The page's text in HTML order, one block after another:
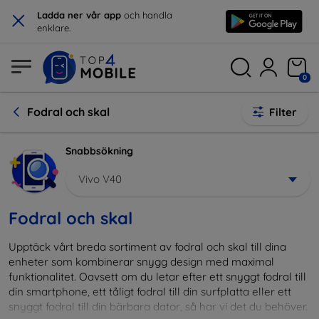
× Ladda ner vår app och handla
enklare.
0
Fodral och skal Filter
Snabbsökning
Vivo V40
Fodral och skal
Upptäck vårt breda sortiment av fodral och skal till dina
enheter som kombinerar snygg design med maximal
funktionalitet. Oavsett om du letar efter ett snyggt fodral till
din smartphone, ett tåligt fodral till din surfplatta eller ett
snyggt fodral till din bärbara dator, så har vi det du behöver.